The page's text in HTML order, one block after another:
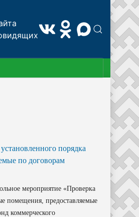
порядка
по договорам
мероприятие «Проверка
помещения, предоставляемые
коммерческого